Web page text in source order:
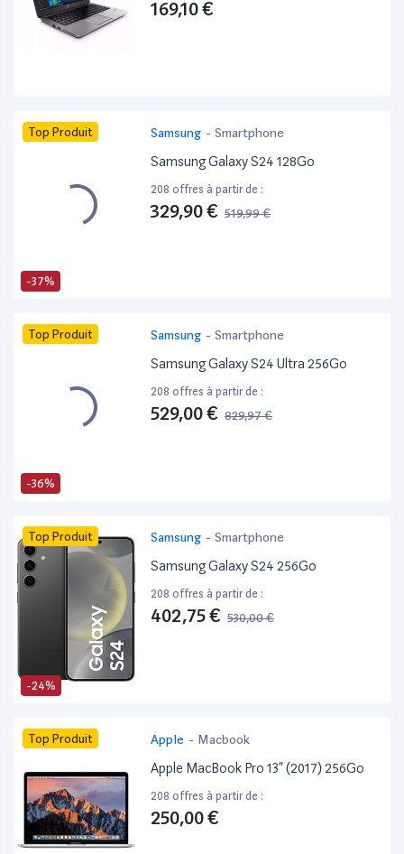
169,10 €
-37%
Top Produit Samsung - Smartphone
Samsung Galaxy S24 128Go
208 offres à partir de :
329,90 € 519,99 €
-36%
Top Produit Samsung - Smartphone
Samsung Galaxy S24 Ultra 256Go
208 offres à partir de :
529,00 € 829,97 €
-24%
Top Produit Samsung - Smartphone
Samsung Galaxy S24 256Go
208 offres à partir de :
402,75 € 530,00 €
Top Produit Apple - Macbook
Apple MacBook Pro 13” (2017) 256Go
208 offres à partir de :
250,00 €